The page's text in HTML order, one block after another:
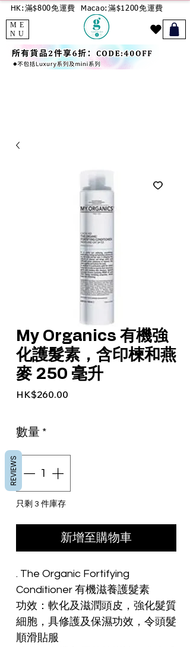
HK:滿$800免運費 Macao:滿$1200免運費
ME
NU
My Organics 有機強
化護髮素，含印楝和燕
麥 250 毫升
HK$260.00
數量 *
只剩 3 件庫存
新增至購物車
. The Organic Fortifying
Conditioner 有機滋養護髮素
功效：軟化及滋潤頭皮，強化髮質
細胞，具修護及保濕功效，令頭髮
順滑貼服
REVIEWS